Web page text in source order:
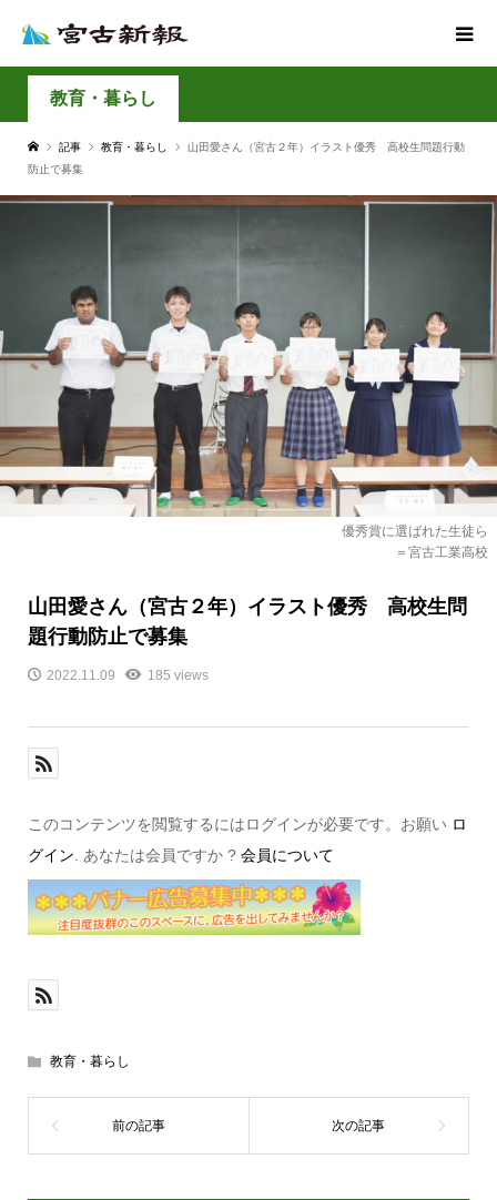
教育・暮らし
記事 教育・暮らし
山田愛さん（宮古２年）イラスト優秀 高校生問題行動
防止で募集
優秀賞に選ばれた生徒ら
＝宮古工業高校
山田愛さん（宮古２年）イラスト優秀 高校生問
題行動防止で募集
2022.11.09 185 views
このコンテンツを閲覧するにはログインが必要です。お願い ロ
グイン . あなたは会員ですか ? 会員について
教育・暮らし